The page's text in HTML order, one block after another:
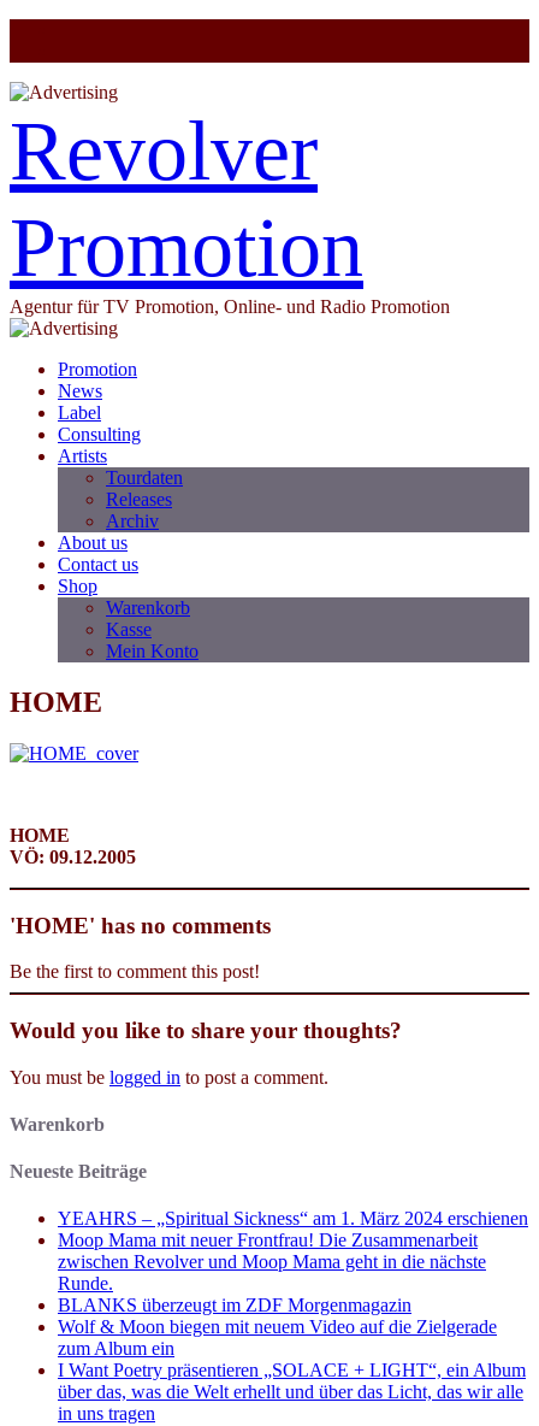
Revolver
Promotion
Agentur für TV Promotion, Online- und Radio Promotion
Promotion
News
Label
Consulting
Artists
Tourdaten
Releases
Archiv
About us
Contact us
Shop
Warenkorb
Kasse
Mein Konto
HOME
HOME
VÖ: 09.12.2005
'HOME' has no comments
Be the first to comment this post!
Would you like to share your thoughts?
You must be logged in to post a comment.
Warenkorb
Neueste Beiträge
YEAHRS – „Spiritual Sickness“ am 1. März 2024 erschienen
Moop Mama mit neuer Frontfrau! Die Zusammenarbeit
zwischen Revolver und Moop Mama geht in die nächste
Runde.
BLANKS überzeugt im ZDF Morgenmagazin
Wolf & Moon biegen mit neuem Video auf die Zielgerade
zum Album ein
I Want Poetry präsentieren „SOLACE + LIGHT“, ein Album
über das, was die Welt erhellt und über das Licht, das wir alle
in uns tragen